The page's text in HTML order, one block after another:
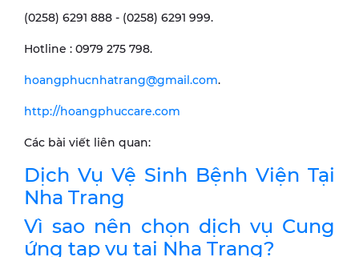
(0258) 6291 888 - (0258) 6291 999.
Hotline : 0979 275 798.
hoangphucnhatrang@gmail.com.
http://hoangphuccare.com
Các bài viết liên quan:
Dịch Vụ Vệ Sinh Bệnh Viện Tại
Nha Trang
Vì sao nên chọn dịch vụ Cung
ứng tạp vụ tại Nha Trang?